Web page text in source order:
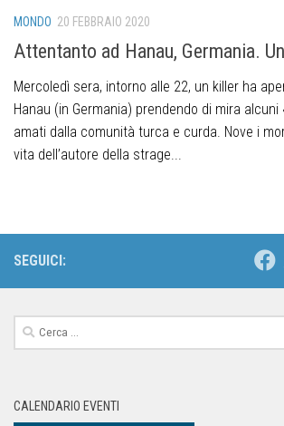
MONDO 20 FEBBRAIO 2020
Attentanto ad Hanau, Germania.
Mercoledì sera, intorno alle 22, un killer ha
Hanau (in Germania) prendendo di mira alcuni
amati dalla comunità turca e curda. Nove i
vita dell’autore della strage...
SEGUICI:
CALENDARIO EVENTI